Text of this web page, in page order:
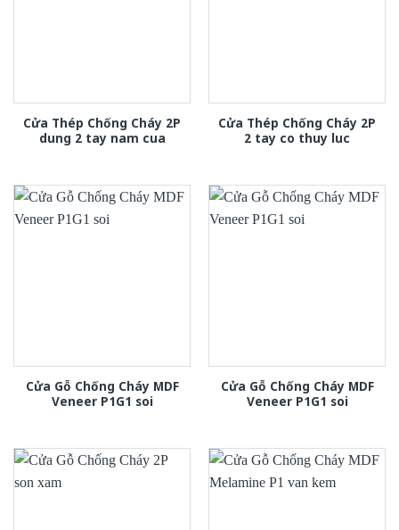
Cửa Thép Chống Cháy 2P
dung 2 tay nam cua
Cửa Thép Chống Cháy 2P
2 tay co thuy luc
Cửa Gỗ Chống Cháy MDF
Veneer P1G1 soi
Cửa Gỗ Chống Cháy MDF
Veneer P1G1 soi